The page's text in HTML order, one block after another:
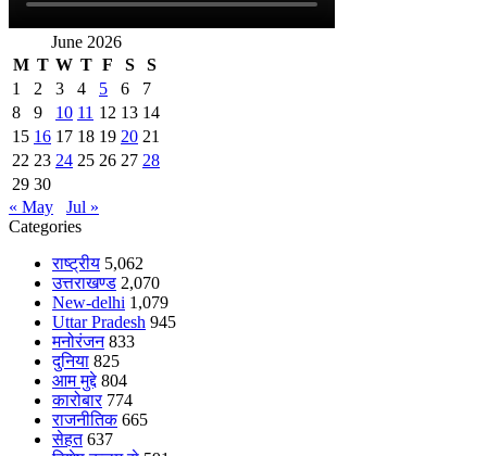
June 2026
M T W T F S
S
1
2 3 4 5 6
7
8
9 10 11 12 13 14
15 16 17 18 19 20 21
22 23 24 25 26 27 28
29 30
« May
Jul »
Categories
राष्ट्रीय 5,062
उत्तराखण्ड 2,070
New-delhi 1,079
Uttar Pradesh 945
मनोरंजन 833
दुनिया 825
आम मुद्दे 804
कारोबार 774
राजनीतिक 665
सेहत 637